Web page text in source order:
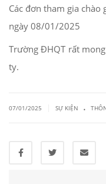
Các đơn tham gia
ngày 08/01/2025
Trường ĐHQT rất
ty.
07/01/2025 SỰ KIỆN .